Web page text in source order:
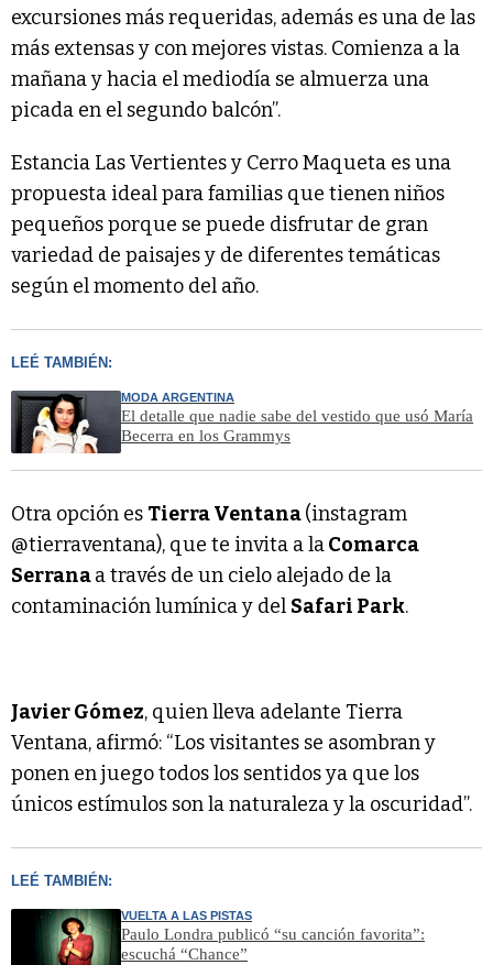
excursiones más requeridas, además es una de las
más extensas y con mejores vistas. Comienza a la
mañana y hacia el mediodía se almuerza una
picada en el segundo balcón”.
Estancia Las Vertientes y Cerro Maqueta es una
propuesta ideal para familias que tienen niños
pequeños porque se puede disfrutar de gran
variedad de paisajes y de diferentes temáticas
según el momento del año.
LEÉ TAMBIÉN:
MODA ARGENTINA
El detalle que nadie sabe del vestido que usó María
Becerra en los Grammys
Otra opción es Tierra Ventana(instagram
@tierraventana), que te invita a laComarca
Serranaa través de un cielo alejado de la
contaminación lumínica y del Safari Park.
Javier Gómez, quien lleva adelante Tierra
Ventana, afirmó: “Los visitantes se asombran y
ponen en juego todos los sentidos ya que los
únicos estímulos son la naturaleza y la oscuridad”.
LEÉ TAMBIÉN:
VUELTA A LAS PISTAS
Paulo Londra publicó “su canción favorita”:
escuchá “Chance”